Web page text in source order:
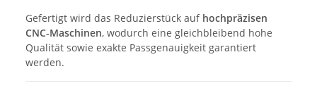
Gefertigt wird das Reduzierstück auf hochpräzisen
CNC-Maschinen, wodurch eine gleichbleibend hohe
Qualität sowie exakte Passgenauigkeit garantiert
werden.